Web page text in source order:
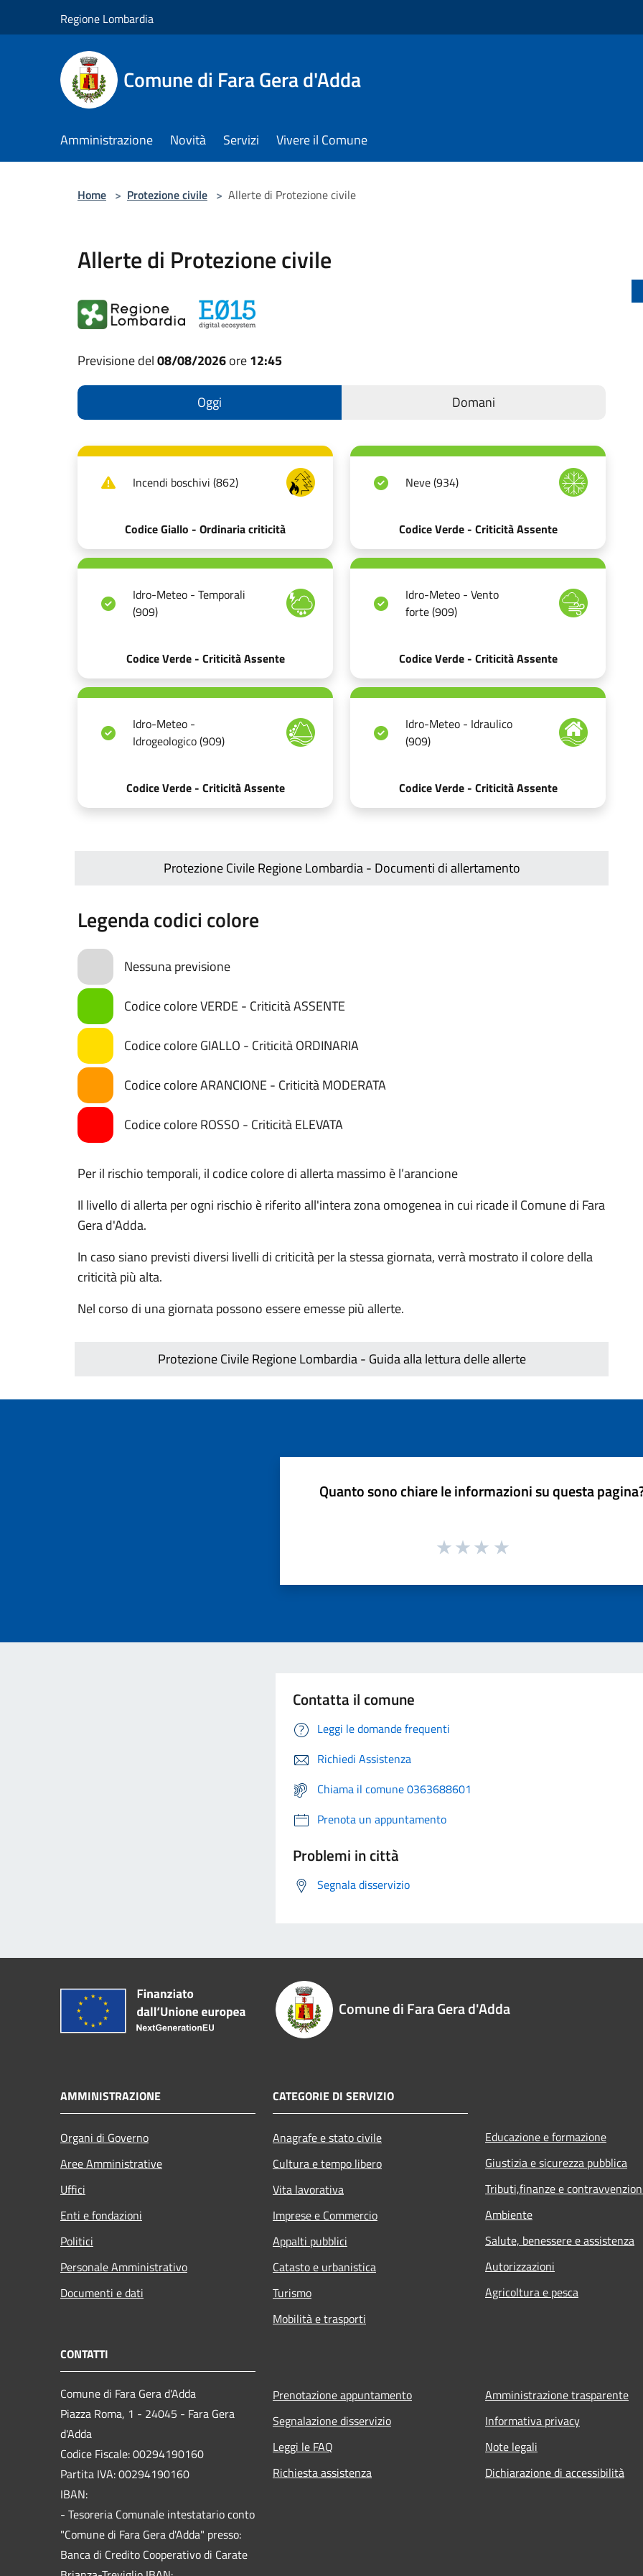
Regione Lombardia
Comune di Fara Gera d'Adda
Amministrazione Novità Servizi Vivere il Comune
Home > Protezione civile > Allerte di Protezione civile
Allerte di Protezione civile
Previsione del08/08/2026ore12:45
Oggi Domani
Incendi boschivi (862)
Codice Giallo - Ordinaria criticità
Neve (934)
Codice Verde - Criticità Assente
Idro-Meteo - Temporali
(909)
Codice Verde - Criticità Assente
Idro-Meteo - Vento
forte (909)
Codice Verde - Criticità Assente
Idro-Meteo -
Idrogeologico (909)
Codice Verde - Criticità Assente
Idro-Meteo - Idraulico
(909)
Codice Verde - Criticità Assente
Protezione Civile Regione Lombardia - Documenti di allertamento
Legenda codici colore
Nessuna previsione
Codice colore VERDE - Criticità ASSENTE
Codice colore GIALLO - Criticità ORDINARIA
Codice colore ARANCIONE - Criticità MODERATA
Codice colore ROSSO - Criticità ELEVATA
Per il rischio temporali, il codice colore di allerta massimo è l’arancione
Il livello di allerta per ogni rischio è riferito all'intera zona omogenea in cui ricade il Comune di Fara
Gera d'Adda.
In caso siano previsti diversi livelli di criticità per la stessa giornata, verrà mostrato il colore della
criticità più alta.
Nel corso di una giornata possono essere emesse più allerte.
Protezione Civile Regione Lombardia - Guida alla lettura delle allerte
Quanto sono chiare le informazioni su questa
Contatta il comune
Leggi le domande frequenti
Richiedi Assistenza
Chiama il comune 0363688601
Prenota un appuntamento
Problemi in città
Segnala disservizio
Comune di Fara Gera d'Adda
AMMINISTRAZIONE
Organi di Governo
Aree Amministrative
Uffici
Enti e fondazioni
Politici
Personale Amministrativo
Documenti e dati
CATEGORIE DI SERVIZIO
Anagrafe e stato civile
Cultura e tempo libero
Vita lavorativa
Imprese e Commercio
Appalti pubblici
Catasto e urbanistica
Turismo
Mobilità e trasporti
Educazione e formazione
Giustizia e sicurezza pubblica
Tributi,finanze e
Ambiente
Salute, benessere e assistenza
Autorizzazioni
Agricoltura e pesca
CONTATTI
Comune di Fara Gera d'Adda
Piazza Roma, 1 - 24045 - Fara Gera
d'Adda
Codice Fiscale: 00294190160
Partita IVA: 00294190160
IBAN:
- Tesoreria Comunale intestatario conto
"Comune di Fara Gera d'Adda" presso:
Banca di Credito Cooperativo di Carate
Prenotazione appuntamento
Segnalazione disservizio
Leggi le FAQ
Richiesta assistenza
Amministrazione trasparente
Informativa privacy
Note legali
Dichiarazione di accessibilità